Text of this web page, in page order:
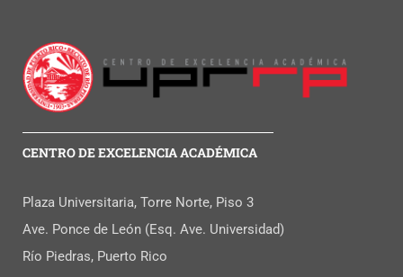
CENTRO DE EXCELENCIA ACADÉMICA
Plaza Universitaria, Torre Norte, Piso 3
Ave. Ponce de León (Esq. Ave. Universidad)
Río Piedras, Puerto Rico